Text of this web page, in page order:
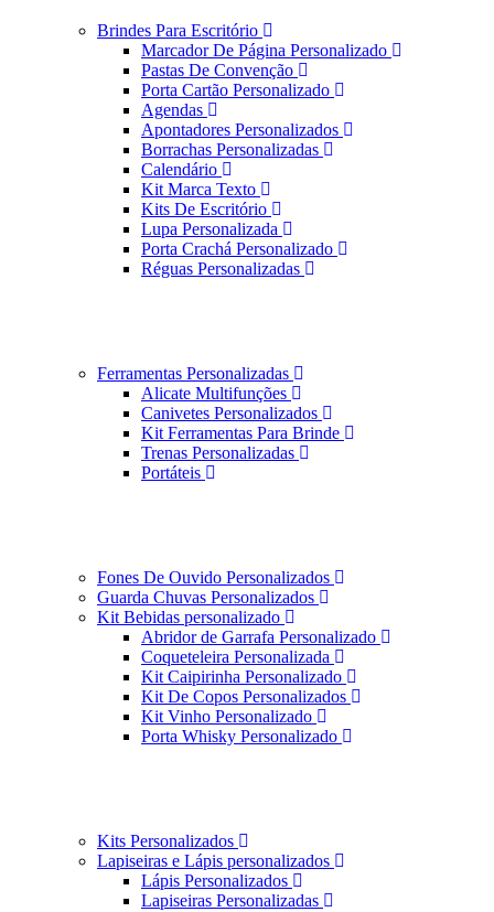
Brindes Para Escritório
Marcador De Página Personalizado
Pastas De Convenção
Porta Cartão Personalizado
Agendas
Apontadores Personalizados
Borrachas Personalizadas
Calendário
Kit Marca Texto
Kits De Escritório
Lupa Personalizada
Porta Crachá Personalizado
Réguas Personalizadas
Ferramentas Personalizadas
Alicate Multifunções
Canivetes Personalizados
Kit Ferramentas Para Brinde
Trenas Personalizadas
Portáteis
Fones De Ouvido Personalizados
Guarda Chuvas Personalizados
Kit Bebidas personalizado
Abridor de Garrafa Personalizado
Coqueteleira Personalizada
Kit Caipirinha Personalizado
Kit De Copos Personalizados
Kit Vinho Personalizado
Porta Whisky Personalizado
Kits Personalizados
Lapiseiras e Lápis personalizados
Lápis Personalizados
Lapiseiras Personalizadas